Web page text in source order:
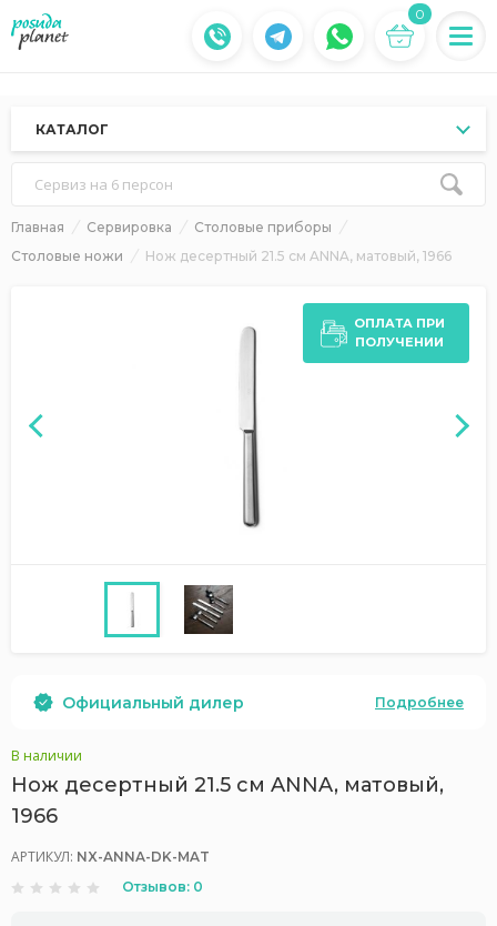
0
КАТАЛОГ
Сервиз на 6 персон
Главная Сервировка
Столовые приборы
Столовые ножи
Нож десертный 21.5 см ANNA, матовый, 1966
ОПЛАТА ПРИ
ПОЛУЧЕНИИ
Официальный дилер Подробнее
В наличии
Нож десертный 21.5 см ANNA, матовый,
1966
АРТИКУЛ: NX-ANNA-DK-MAT
Отзывов: 0